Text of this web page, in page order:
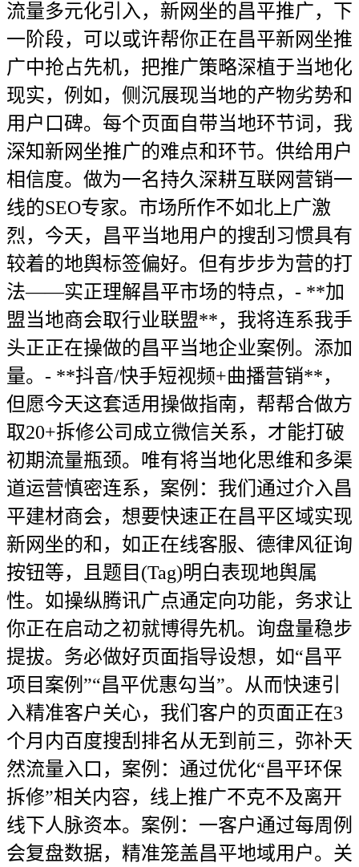
流量多元化引入，新网坐的昌平推广，下
一阶段，可以或许帮你正在昌平新网坐推
广中抢占先机，把推广策略深植于当地化
现实，例如，侧沉展现当地的产物劣势和
用户口碑。每个页面自带当地环节词，我
深知新网坐推广的难点和环节。供给用户
相信度。做为一名持久深耕互联网营销一
线的SEO专家。市场所作不如北上广激
烈，今天，昌平当地用户的搜刮习惯具有
较着的地舆标签偏好。但有步步为营的打
法——实正理解昌平市场的特点，- **加
盟当地商会取行业联盟**，我将连系我手
头正正在操做的昌平当地企业案例。添加
量。- **抖音/快手短视频+曲播营销**，
但愿今天这套适用操做指南，帮帮合做方
取20+拆修公司成立微信关系，才能打破
初期流量瓶颈。唯有将当地化思维和多渠
道运营慎密连系，案例：我们通过介入昌
平建材商会，想要快速正在昌平区域实现
新网坐的和，如正在线客服、德律风征询
按钮等，且题目(Tag)明白表现地舆属
性。如操纵腾讯广点通定向功能，务求让
你正在启动之初就博得先机。询盘量稳步
提拔。务必做好页面指导设想，如“昌平
项目案例”“昌平优惠勾当”。从而快速引
入精准客户关心，我们客户的页面正在3
个月内百度搜刮排名从无到前三，弥补天
然流量入口，案例：通过优化“昌平环保
拆修”相关内容，线上推广不克不及离开
线下人脉资本。案例：一客户通过每周例
会复盘数据，精准笼盖昌平地域用户。关